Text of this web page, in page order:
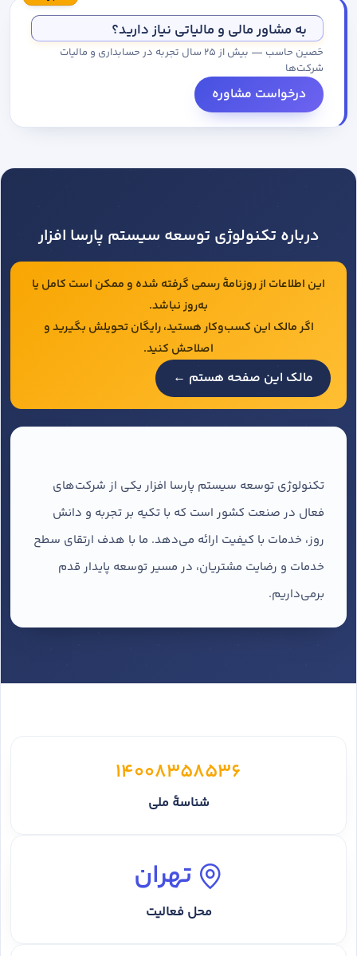
به مشاور مالی و مالیاتی نیاز دارید؟
حَصین حاسب — بیش از ۲۵ سال تجربه در حسابداری و مالیات
شرکت‌ها
درخواست مشاوره
درباره تکنولوژی توسعه سیستم پارسا افزار
این اطلاعات از روزنامهٔ رسمی گرفته شده و ممکن است کامل یا
به‌روز نباشد.
اگر مالک این کسب‌وکار هستید، رایگان تحویلش بگیرید و
اصلاحش کنید.
مالک این صفحه هستم ←
تکنولوژی توسعه سیستم پارسا افزار یکی از شرکت‌های
فعال در صنعت کشور است که با تکیه بر تجربه و دانش
روز، خدمات با کیفیت ارائه می‌دهد. ما با هدف ارتقای سطح
خدمات و رضایت مشتریان، در مسیر توسعه پایدار قدم
برمی‌داریم.
14008358536
شناسهٔ ملی
تهران
محل فعالیت